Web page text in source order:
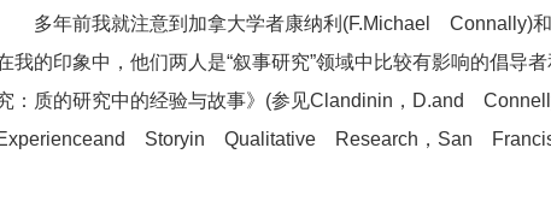
多年前我就注意到加拿大学者康纳利(F.Michael Connally)和
我的印象中，他们两人是“叙事研究”领域中比较有影响的倡导
：质的研究中的经验与故事》(参见Clandinin，D.and
Storyin Qualitative Research，San